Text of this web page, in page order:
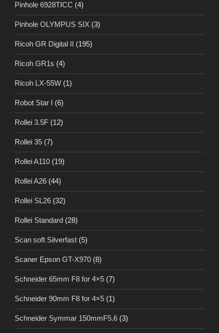
Pinhole 6928TICC (4)
Pinhole OLYMPUS SIX (3)
Ricoh GR Digital II (195)
Ricoh GR1s (4)
Ricoh LX-55W (1)
Robot Star I (6)
Rollei 3.5F (12)
Rollei 35 (7)
Rollei A110 (19)
Rollei A26 (44)
Rollei SL26 (32)
Rollei Standard (28)
Scan soft Silverfast (5)
Scaner Epson GT-X970 (8)
Schneider 65mm F8 for 4×5 (7)
Schneider 90mm F8 for 4×5 (1)
Schneider Symmar 150mmF5.6 (3)